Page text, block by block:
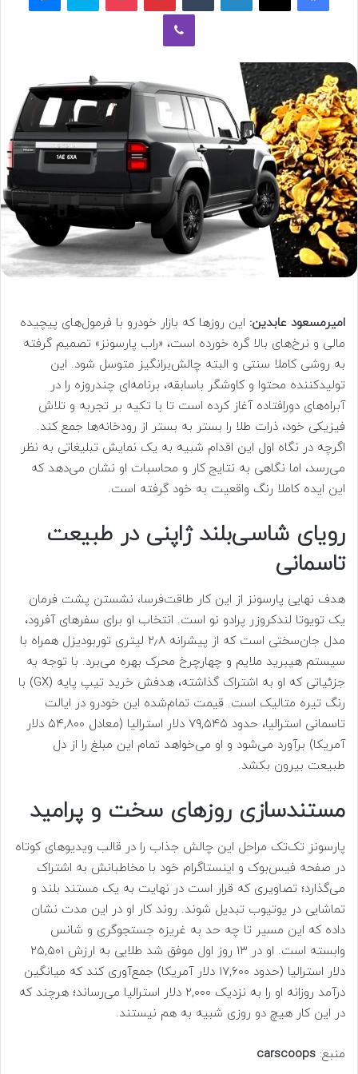
وایبر
امیرمسعود عابدین: این روزها که بازار خودرو با فرمول‌های پیچیده
مالی و نرخ‌های بالا گره خورده است، «راب پارسونز» تصمیم گرفته
به روشی کاملا سنتی و البته چالش‌برانگیز متوسل شود. این
تولیدکننده محتوا و کاوشگر باسابقه، برنامه‌ای چندروزه را در
آبراه‌های دورافتاده آغاز کرده است تا با تکیه بر تجربه و تلاش
فیزیکی خود، ذرات طلا را بستر به بستر از رودخانه‌ها جمع کند.
اگرچه در نگاه اول این اقدام شبیه به یک نمایش تبلیغاتی به نظر
می‌رسد، اما نگاهی به نتایج کار و محاسبات او نشان می‌دهد که
این ایده کاملا رنگ واقعیت به خود گرفته است.
رویای شاسی‌بلند ژاپنی در طبیعت
تاسمانی
هدف نهایی پارسونز از این کار طاقت‌فرسا، نشستن پشت فرمان
یک تویوتا لندکروزر پرادو نو است. انتخاب او برای سفرهای آفرود،
مدل جان‌سختی است که از پیشرانه ۲٫۸ لیتری توربودیزل همراه با
سیستم هیبرید ملایم و چهارچرخ محرک بهره می‌برد. با توجه به
جزئیاتی که او به اشتراک گذاشته، هدفش خرید تیپ پایه (GX) با
رنگ تیره متالیک است. قیمت تمام‌شده این خودرو در ایالت
تاسمانی استرالیا، حدود ۷۹,۵۴۵ دلار استرالیا (معادل ۵۴,۸۰۰ دلار
آمریکا) برآورد می‌شود و او می‌خواهد تمام این مبلغ را از دل
طبیعت بیرون بکشد.
مستندسازی روزهای سخت و پرامید
پارسونز تک‌تک مراحل این چالش جذاب را در قالب ویدیوهای کوتاه
در صفحه فیس‌بوک و اینستاگرام خود با مخاطبانش به اشتراک
می‌گذارد؛ تصاویری که قرار است در نهایت به یک مستند بلند و
تماشایی در یوتیوب تبدیل شوند. روند کار او در این مدت نشان
داده که این مسیر تا چه حد به غریزه جستجوگری و شانس
وابسته است. او در ۱۳ روز اول موفق شد طلایی به ارزش ۲۵,۵۰۱
دلار استرالیا (حدود ۱۷,۶۰۰ دلار آمریکا) جمع‌آوری کند که میانگین
درآمد روزانه او را به نزدیک ۲,۰۰۰ دلار استرالیا می‌رساند؛ هرچند که
در این کار هیچ دو روزی شبیه به هم نیستند.
منبع: carscoops